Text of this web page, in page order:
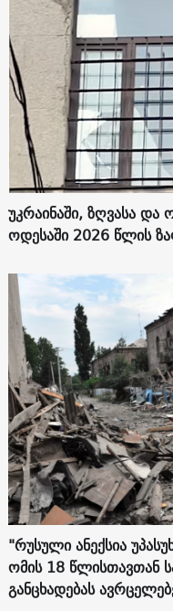
უკრაინაში, ზღვასა
ოდესაში 2026 წლის
"რუსული ანექსია
ომის 18 წლისთავთან
განცხადებას